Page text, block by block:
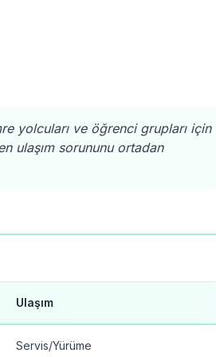
yolcuları ve öğrenci grupları için
ulaşım sorununu ortadan
Ulaşım
Servis/Yürüme